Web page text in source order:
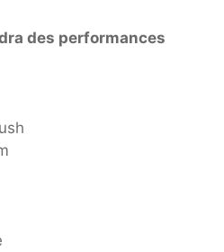
des performances